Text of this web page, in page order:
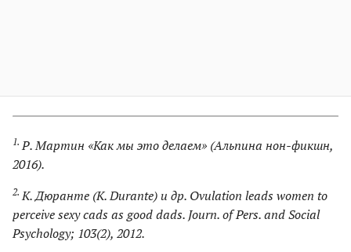
1. Р. Мартин «Как мы это делаем» (Альпина нон-фикшн,
2016).
2. К. Дюранте (K. Durante) и др. Ovulation leads women to
perceive sexy cads as good dads. Journ. of Pers. and Social
Psychology; 103(2), 2012.